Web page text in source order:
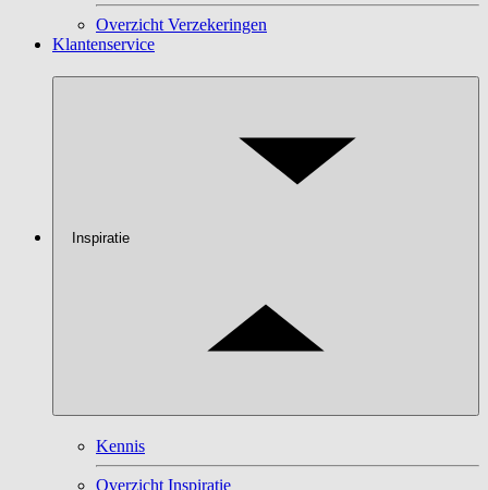
Overzicht Verzekeringen
Klantenservice
Inspiratie
Kennis
Overzicht Inspiratie